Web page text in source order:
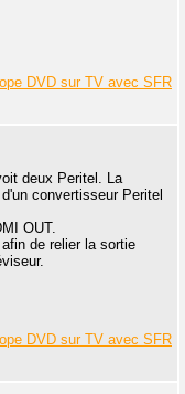
DVD sur TV avec SFR
deux Peritel. La
convertisseur Peritel
OUT.
de relier la sortie
DVD sur TV avec SFR